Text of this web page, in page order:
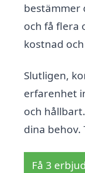
bestämmer
och få flera
kostnad
Slutligen,
erfarenhet
och
dina
Få 3